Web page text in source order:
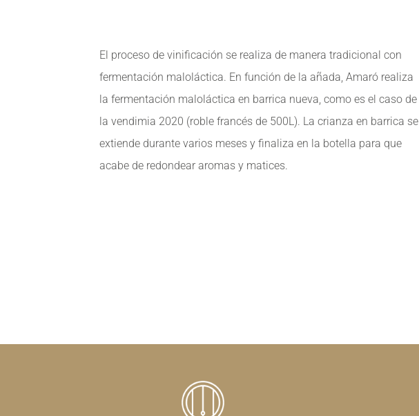
El proceso de vinificación se realiza de manera tradicional con
fermentación maloláctica. En función de la añada, Amaró realiza
la fermentación maloláctica en barrica nueva, como es el caso de
la vendimia 2020 (roble francés de 500L). La crianza en barrica se
extiende durante varios meses y finaliza en la botella para que
acabe de redondear aromas y matices.